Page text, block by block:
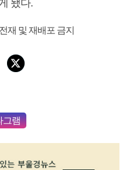
됐다.
재 및 재배포 금지
그램